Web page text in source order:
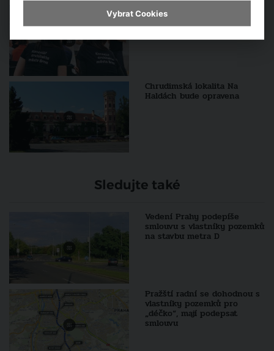
Tým městského architekta v
Brně dokončil návrh změn
územního plánu
Chrudimská lokalita Na
Haldách bude opravena
Sledujte také
Vedení Prahy podepíše
smlouvu s vlastníky pozemků
na stavbu metra D
Pražští radní se dohodnou s
vlastníky pozemků pro
„déčko“, mají podepsat
smlouvu
Vybrat Cookies